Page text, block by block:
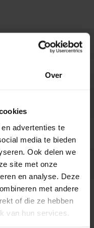
Over
advertenties te
media te bieden
Ook delen we
site met onze
en analyse. Deze
met andere
of die ze hebben
van hun services.